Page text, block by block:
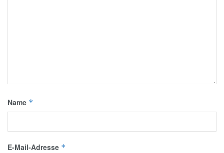
Name *
E-Mail-Adresse *